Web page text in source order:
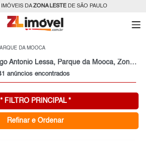
DAZONA LESTEDE SÃO PAULO
DA MOOCA
Imóveis na Rua Conego Antonio Lessa, Parque da Mooca, Zona Leste, São Paulo, SP
anúncios encontrados
* FILTRO PRINCIPAL *
Refinar e Ordenar